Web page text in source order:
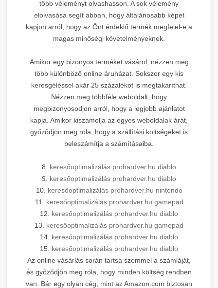
több véleményt olvashasson. A sok vélemény
elolvasása segít abban, hogy általánosabb képet
kapjon arról, hogy az Önt érdeklő termék megfelel-e a
magas minőségi követelményeknek.
Amikor egy bizonyos terméket vásárol, nézzen meg
több különböző online áruházat. Sokszor egy kis
keresgéléssel akár 25 százalékot is megtakaríthat.
Nézzen meg többféle weboldalt, hogy
megbizonyosodjon arról, hogy a legjobb ajánlatot
kapja. Amikor kiszámolja az egyes weboldalak árát,
győződjön meg róla, hogy a szállítási költségeket is
beleszámítja a számításaiba.
8. keresőoptimalizálás prohardver.hu diablo
9. keresőoptimalizálás prohardver.hu diablo
10. keresőoptimalizálás prohardver.hu nintendo
11. keresőoptimalizálás prohardver.hu gamepad
12. keresőoptimalizálás prohardver.hu diablo
13. keresőoptimalizálás prohardver.hu gamepad
14. keresőoptimalizálás prohardver.hu diablo
15. keresőoptimalizálás prohardver.hu diablo
Az online vásárlás során tartsa szemmel a számláját,
és győződjön meg róla, hogy minden költség rendben
van. Bár egy olyan cég, mint az Amazon.com biztosan